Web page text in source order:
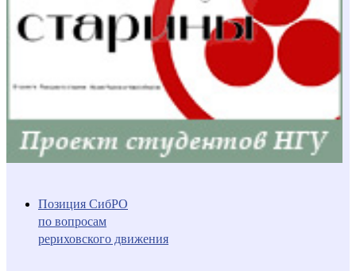
Позиция СибРО
по вопросам
рериховского движения